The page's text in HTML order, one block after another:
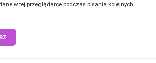
w tej przeglądarce podczas pisania kolejnych